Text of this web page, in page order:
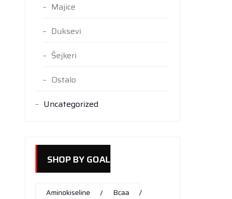
Majice
Duksevi
Šejkeri
Ostalo
Uncategorized
SHOP BY GOAL
Aminokiseline Bcaa